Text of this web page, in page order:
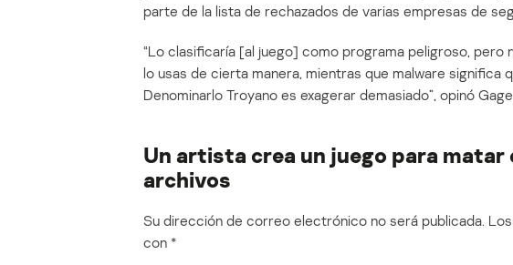
parte de la lista de rechazados de varias empresas de
“Lo clasificaría [al juego] como programa peligroso, pero
lo usas de cierta manera, mientras que malware significa
Denominarlo Troyano es exagerar demasiado”, opinó
Un artista crea un juego para
archivos
Su dirección de correo electrónico no será publicada.
con *